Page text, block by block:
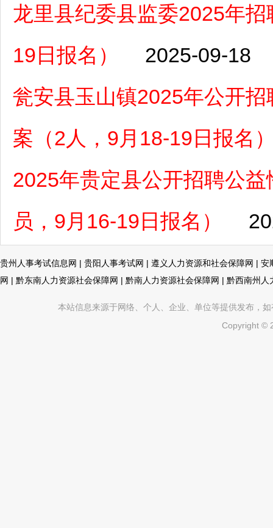
龙里县纪委县监委2025年
19日报名）
2025-09-18
瓮安县玉山镇2025年公开
案（2人，9月18-19日报名
2025年贵定县公开招聘公
员，9月16-19日报名）
贵州人事考试信息网 | 贵阳人事考试网 | 遵义人力资源和社会保障网 | 安
网 | 黔东南人力资源社会保障网 | 黔南人力资源社会保障网 | 黔西南州人
本站信息来源于网络、个人、企业、单位等提供发布，
Copyright ©